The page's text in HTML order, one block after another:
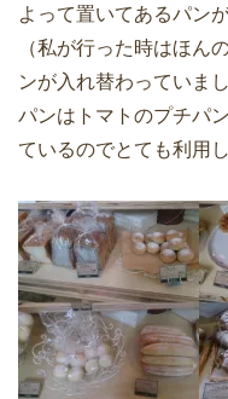
よって置いてあるパン
（私が行った時はほん
ンが入れ替わっていまし
パンはトマトのプチパ
ているのでとても利用